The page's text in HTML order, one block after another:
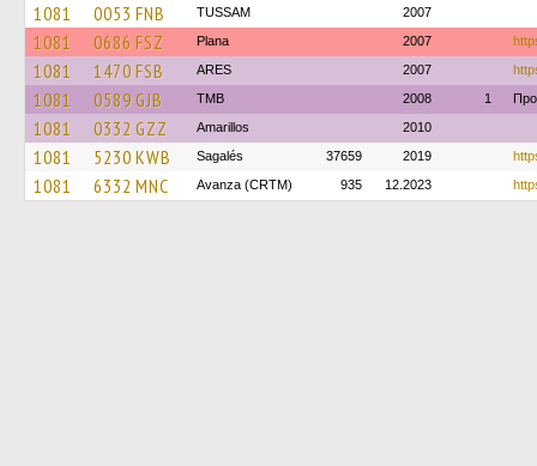
1081 0053 FNB TUSSAM 2007
1081 0686 FSZ Plana 2007
1081 1470 FSB ARES 2007
1081 0589 GJB TMB 2008 1
1081 0332 GZZ Amarillos 2010
1081 5230 KWB Sagalés 37659 2019
1081 6332 MNC Avanza (CRTM) 935 12.2023